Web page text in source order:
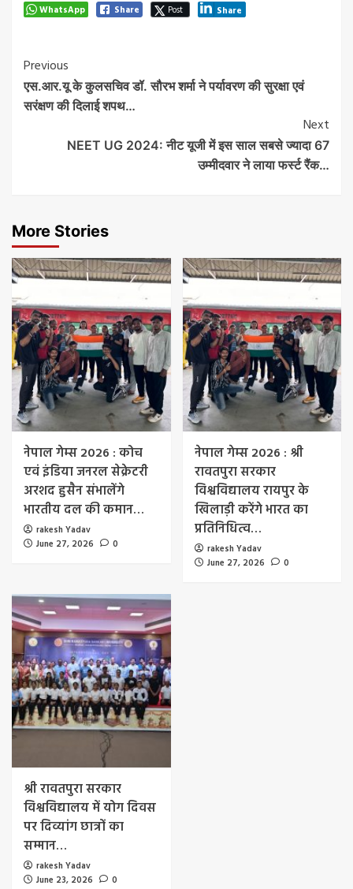
WhatsApp Share Post Share
Post
Navigation
Previous
एस.आर.यू के कुलसचिव डॉ. सौरभ शर्मा ने पर्यावरण की सुरक्षा एवं
सरंक्षण की दिलाई शपथ…
Next
NEET UG 2024: नीट यूजी में इस साल सबसे ज्यादा 67
उम्मीदवार ने लाया फर्स्ट रैंक…
More Stories
नेपाल गेम्स 2026 : कोच
एवं इंडिया जनरल सेक्रेटरी
अरशद हुसैन संभालेंगे
भारतीय दल की कमान…
rakesh Yadav
June 27, 2026
0
नेपाल गेम्स 2026 : श्री
रावतपुरा सरकार
विश्वविद्यालय रायपुर के
खिलाड़ी करेंगे भारत का
प्रतिनिधित्व…
rakesh Yadav
June 27, 2026
0
श्री रावतपुरा सरकार
विश्वविद्यालय में योग दिवस
पर दिव्यांग छात्रों का
सम्मान…
rakesh Yadav
June 23, 2026
0